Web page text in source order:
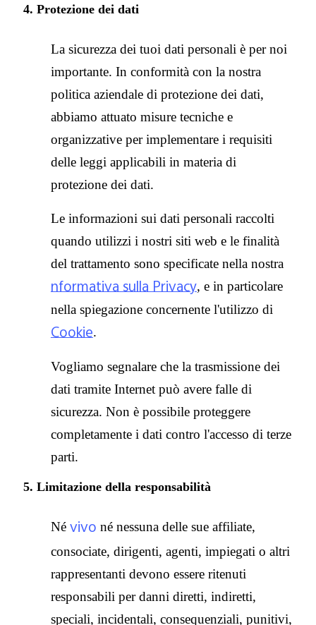
4. Protezione dei dati
La sicurezza dei tuoi dati personali è per noi
importante. In conformità con la nostra
politica aziendale di protezione dei dati,
abbiamo attuato misure tecniche e
organizzative per implementare i requisiti
delle leggi applicabili in materia di
protezione dei dati.
Le informazioni sui dati personali raccolti
quando utilizzi i nostri siti web e le finalità
del trattamento sono specificate nella nostra
nformativa sulla Privacy, e in particolare
nella spiegazione concernente l'utilizzo di
Cookie.
Vogliamo segnalare che la trasmissione dei
dati tramite Internet può avere falle di
sicurezza. Non è possibile proteggere
completamente i dati contro l'accesso di terze
parti.
5. Limitazione della responsabilità
Né vivo né nessuna delle sue affiliate,
consociate, dirigenti, agenti, impiegati o altri
rappresentanti devono essere ritenuti
responsabili per danni diretti, indiretti,
speciali, incidentali, consequenziali, punitivi,